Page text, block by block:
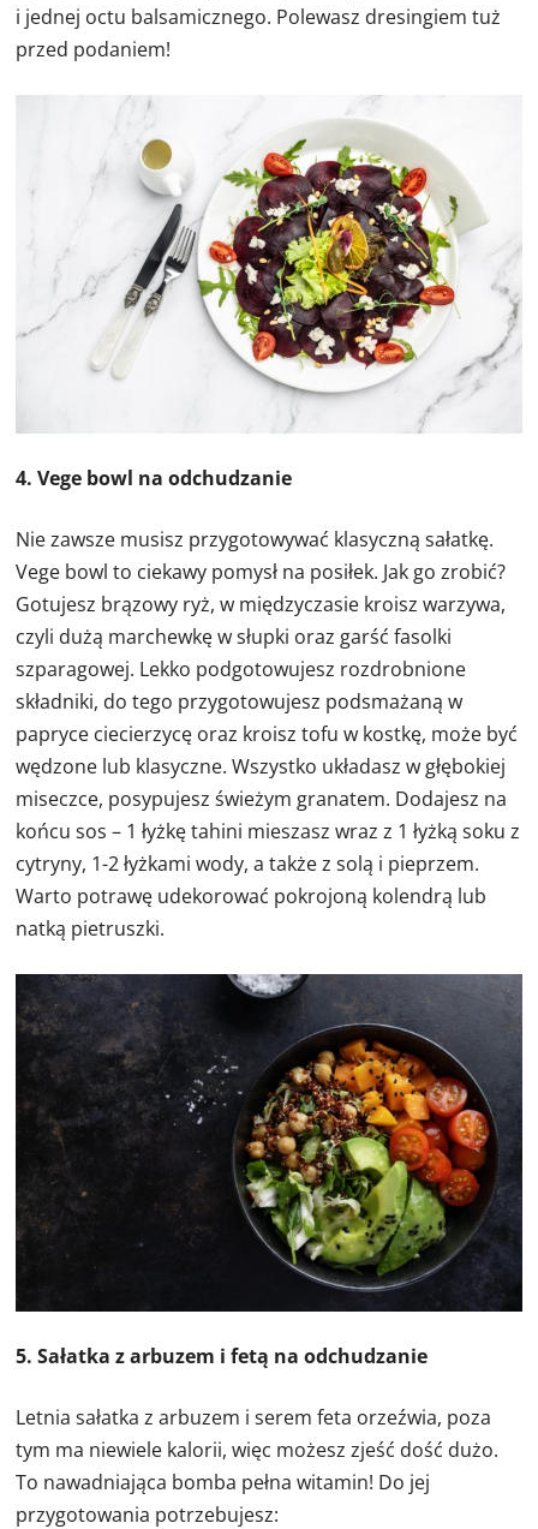
i jednej octu balsamicznego. Polewasz dresingiem tuż
przed podaniem!
4. Vege bowl na odchudzanie
Nie zawsze musisz przygotowywać klasyczną sałatkę.
Vege bowl to ciekawy pomysł na posiłek. Jak go zrobić?
Gotujesz brązowy ryż, w międzyczasie kroisz warzywa,
czyli dużą marchewkę w słupki oraz garść fasolki
szparagowej. Lekko podgotowujesz rozdrobnione
składniki, do tego przygotowujesz podsmażaną w
papryce ciecierzycę oraz kroisz tofu w kostkę, może być
wędzone lub klasyczne. Wszystko układasz w głębokiej
miseczce, posypujesz świeżym granatem. Dodajesz na
końcu sos – 1 łyżkę tahini mieszasz wraz z 1 łyżką soku z
cytryny, 1-2 łyżkami wody, a także z solą i pieprzem.
Warto potrawę udekorować pokrojoną kolendrą lub
natką pietruszki.
5. Sałatka z arbuzem i fetą na odchudzanie
Letnia sałatka z arbuzem i serem feta orzeźwia, poza
tym ma niewiele kalorii, więc możesz zjeść dość dużo.
To nawadniająca bomba pełna witamin! Do jej
przygotowania potrzebujesz: